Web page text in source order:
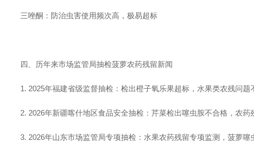
三唑酮：防治虫害使用频次高，极易超标
四、历年来市场监管局抽检菠萝农药残留新闻
1. 2025年福建省级监督抽检：检出橙子氧乐果超标，水果类农残问题
2. 2026年新疆喀什地区食品安全抽检：芹菜检出噻虫胺不合格，农药
3. 2026年山东市场监管局专项抽检：水果农药残留专项监测，菠萝噻